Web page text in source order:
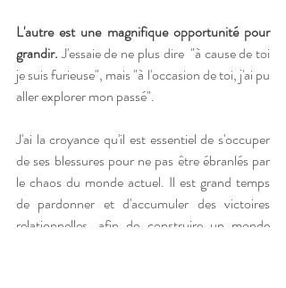
L'autre est une magnifique opportunité pour
grandir. J'essaie de ne plus dire  "à cause de toi
je suis furieuse", mais "à l'occasion de toi, j'ai pu
aller explorer mon passé".
J'ai la croyance qu'il est essentiel de s'occuper
de ses blessures pour ne pas être ébranlés par
le chaos du monde actuel. Il est grand temps
de pardonner et d'accumuler des victoires
relationnelles, afin de construire un monde